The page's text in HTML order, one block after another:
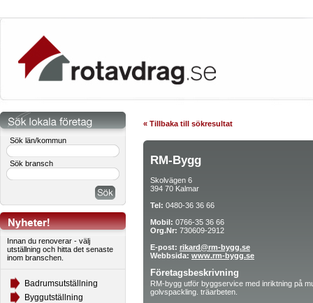
Sök län/kommun
Sök bransch
Innan du renoverar - välj
utställning och hitta det senaste
inom branschen.
Badrumsutställning
Byggutställning
« Tillbaka till sökresultat
RM-Bygg
Skolvägen 6
394 70 Kalmar
Tel: 0480-36 36 66
Mobil: 0766-35 36 66
Org.Nr: 730609-2912
E-post: rikard@rm-bygg.se
Webbsida: www.rm-bygg.se
Företagsbeskrivning
RM-bygg utför byggservice med inriktning på
golvspackling. träarbeten.